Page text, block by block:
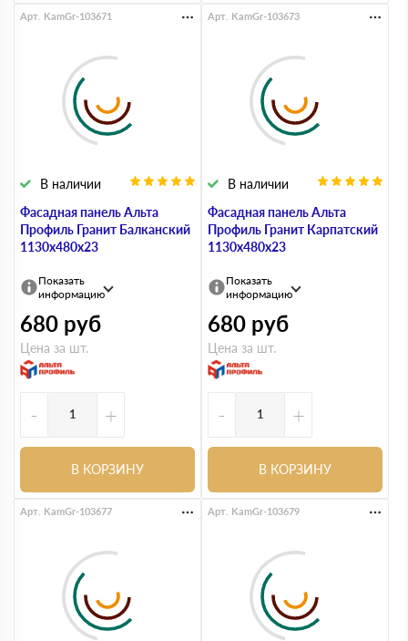
Фасадная панель Альта
Профиль Гранит Балканский
1130х480х23
В наличии
Арт. KamGr-103671
Показать
информацию
680 руб
Цена за шт.
- +
В КОРЗИНУ
Фасадная панель Альта
Профиль Гранит Карпатский
1130х480х23
В наличии
Арт. KamGr-103673
Показать
информацию
680 руб
Цена за шт.
- +
В КОРЗИНУ
Арт. KamGr-103677 Арт. KamGr-103679